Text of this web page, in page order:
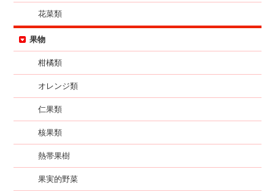
花菜類
果物
柑橘類
オレンジ類
仁果類
核果類
熱帯果樹
果実的野菜